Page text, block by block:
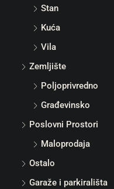
Stan
Kuća
Vila
Zemljište
Poljoprivredno
Građevinsko
Poslovni Prostori
Maloprodaja
Ostalo
Garaže i parkirališta